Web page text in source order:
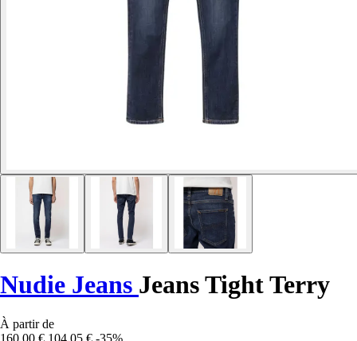
Nudie Jeans Jeans Tight Terry
À partir de
160,00 € 104,05 € -35%